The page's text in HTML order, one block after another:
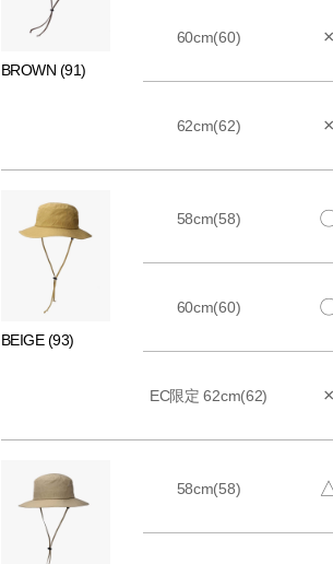
BROWN (91)
60cm(60) ×
62cm(62) ×
BEIGE (93)
58cm(58)
60cm(60)
EC限定 62cm(62) ×
58cm(58)